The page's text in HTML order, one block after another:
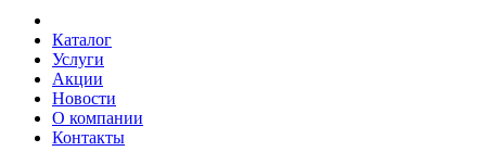
Каталог
Услуги
Акции
Новости
О компании
Контакты